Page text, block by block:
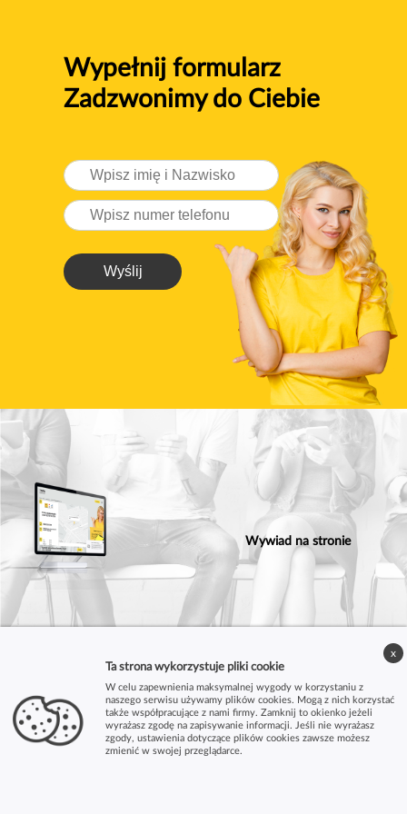
Wypełnij formularz
Zadzwonimy do Ciebie
Wyślij
Wywiad na stronie
Ta strona wykorzystuje pliki cookie
W celu zapewnienia maksymalnej wygody w korzystaniu z
naszego serwisu używamy plików cookies. Mogą z nich korzystać
także współpracujące z nami firmy. Zamknij to okienko jeżeli
wyrażasz zgodę na zapisywanie informacji. Jeśli nie wyrażasz
zgody, ustawienia dotyczące plików cookies zawsze możesz
zmienić w swojej przeglądarce.
x